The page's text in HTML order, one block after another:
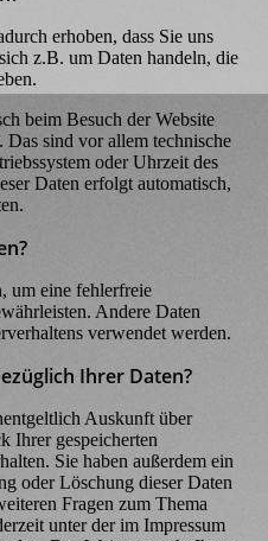
erhoben, dass Sie uns
z.B. um Daten handeln, die
beim Besuch der Website
Das sind vor allem technische
oder Uhrzeit des
Daten erfolgt automatisch,
um eine fehlerfreie
Andere Daten
verwendet werden.
Ihrer Daten?
Auskunft über
Ihrer gespeicherten
Sie haben außerdem ein
oder Löschung dieser Daten
Fragen zum Thema
unter der im Impressum